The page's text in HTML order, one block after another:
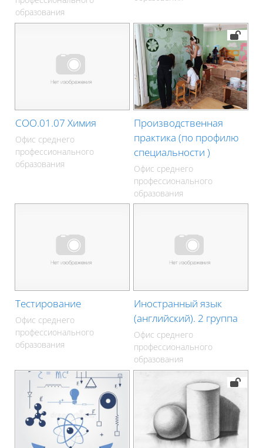
образования
СОО.01.07 Химия
Офис среднего
профессионального
образования
Производственная
практика (по профилю
специальности )
Офис среднего
профессионального
образования
Тестирование
Офис среднего
профессионального
образования
Иностранный язык
(английский). 2 группа
Офис среднего
профессионального
образования